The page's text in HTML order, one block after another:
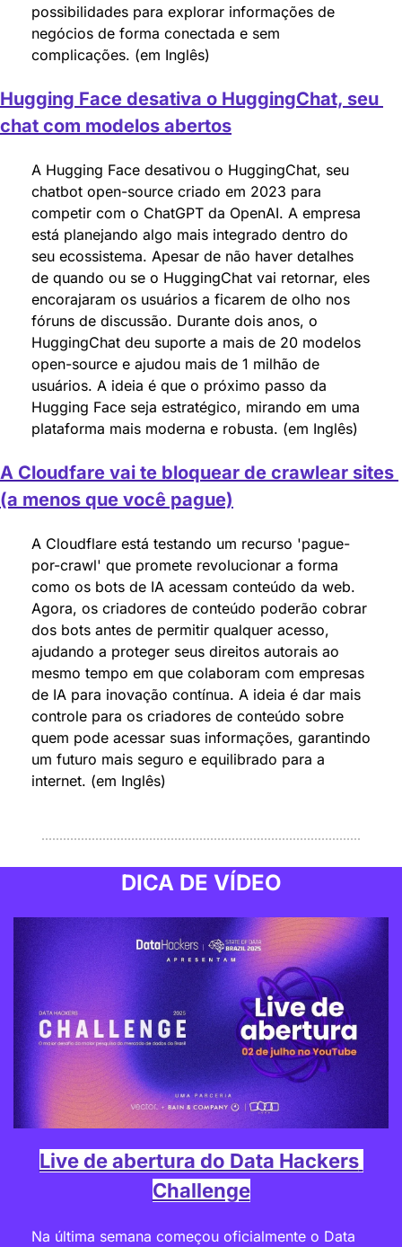
possibilidades para explorar informações de
negócios de forma conectada e sem
complicações. (em Inglês)
Hugging Face desativa o HuggingChat, seu
chat com modelos abertos
A Hugging Face desativou o HuggingChat, seu
chatbot open-source criado em 2023 para
competir com o ChatGPT da OpenAI. A empresa
está planejando algo mais integrado dentro do
seu ecossistema. Apesar de não haver detalhes
de quando ou se o HuggingChat vai retornar, eles
encorajaram os usuários a ficarem de olho nos
fóruns de discussão. Durante dois anos, o
HuggingChat deu suporte a mais de 20 modelos
open-source e ajudou mais de 1 milhão de
usuários. A ideia é que o próximo passo da
Hugging Face seja estratégico, mirando em uma
plataforma mais moderna e robusta. (em Inglês)
A Cloudfare vai te bloquear de crawlear sites
(a menos que você pague)
A Cloudflare está testando um recurso 'pague-
por-crawl' que promete revolucionar a forma
como os bots de IA acessam conteúdo da web.
Agora, os criadores de conteúdo poderão cobrar
dos bots antes de permitir qualquer acesso,
ajudando a proteger seus direitos autorais ao
mesmo tempo em que colaboram com empresas
de IA para inovação contínua. A ideia é dar mais
controle para os criadores de conteúdo sobre
quem pode acessar suas informações, garantindo
um futuro mais seguro e equilibrado para a
internet. (em Inglês)
DICA DE VÍDEO
Live de abertura do Data Hackers
Challenge
Na última semana começou oficialmente o Data